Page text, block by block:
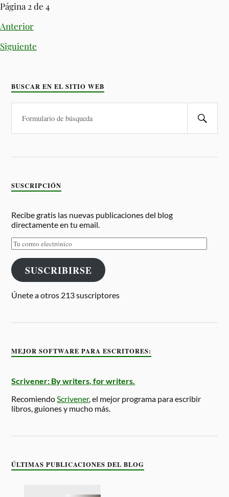
Página 2 de 4
Anterior
Siguiente
BUSCAR EN EL SITIO WEB
SUSCRIPCIÓN
Recibe gratis las nuevas publicaciones del blog
directamente en tu email.
SUSCRIBIRSE
Únete a otros 213 suscriptores
MEJOR SOFTWARE PARA ESCRITORES:
Scrivener: By writers, for writers.
Recomiendo Scrivener, el mejor programa para escribir
libros, guiones y mucho más.
ÚLTIMAS PUBLICACIONES DEL BLOG